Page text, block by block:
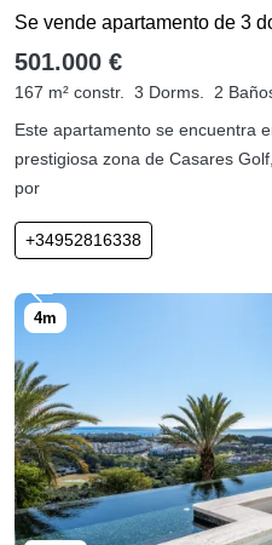
501.000 €
167 m² constr. 3 Dorms.
2
Este apartamento se encuentra
prestigiosa zona de Casares
por
+34952816338